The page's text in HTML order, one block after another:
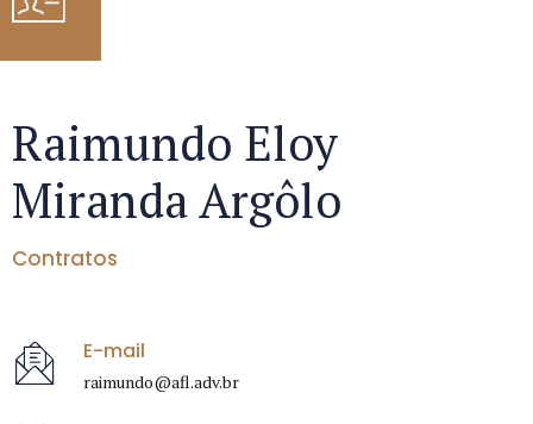
Raimundo Eloy
Miranda Argôlo
Contratos
E-mail
raimundo@afl.adv.br